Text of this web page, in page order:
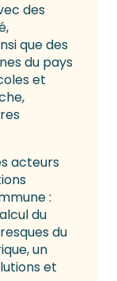
des
que des
du pays
et
acteurs
:
du
du
un
et